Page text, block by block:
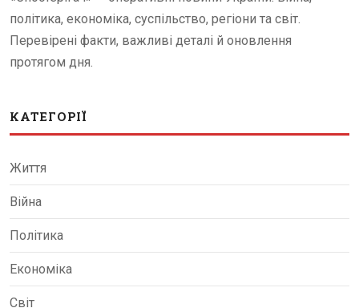
політика, економіка, суспільство, регіони та світ.
Перевірені факти, важливі деталі й оновлення
протягом дня.
КАТЕГОРІЇ
Життя
Війна
Політика
Економіка
Світ